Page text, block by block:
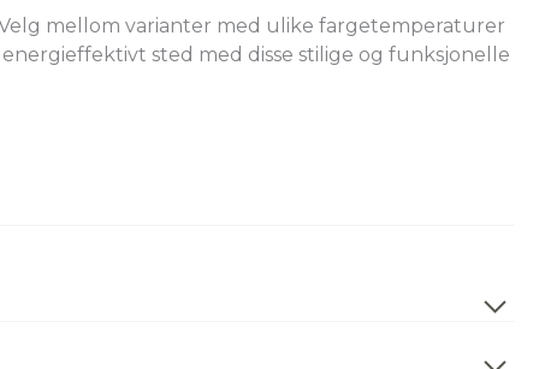
mellom varianter med ulike fargetemperaturer
sted med disse stilige og funksjonelle